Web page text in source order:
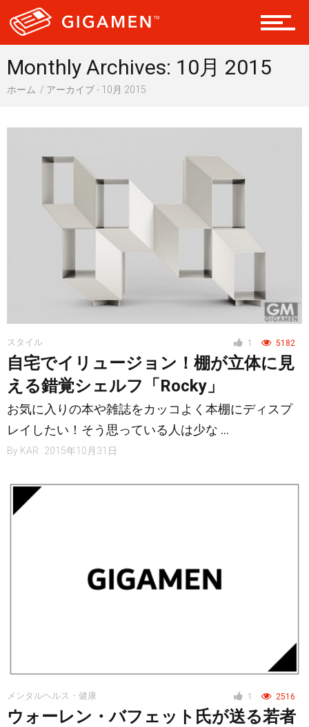
ヘルス・健康
Monthly Archives: 10月 2015
ホーム アーカイブ - 10月 2015
1 5182
スタイル
自宅でイリュージョン！棚が立体に見
える錯覚シェルフ「Rocky」
お気に入りの本や雑誌をカッコよく本棚にディスプ
レイしたい！そう思っている人は少な …
By KAR 2015年10月31日
1 2516
メンタルヘルス・健康
ウォーレン・バフェット氏が送る若者